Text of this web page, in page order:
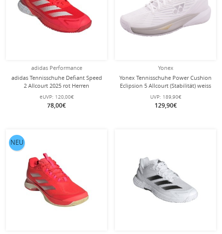
adidas Performance
adidas Tennisschuhe Defiant Speed
2 Allcourt 2025 rot Herren
eUVP: 120,00€
78,00€
Yonex
Yonex Tennisschuhe Power Cushion
Eclipsion 5 Allcourt (Stabilität) weiss
Damen
UVP: 189,90€
129,90€
NEU